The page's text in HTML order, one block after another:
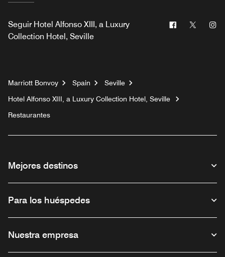
Seguir Hotel Alfonso XIII, a Luxury
Collection Hotel, Seville
Facebook
Twitter
Marriott Bonvoy Spain
Seville
Hotel Alfonso XIII, a Luxury Collection Hotel, Seville
Restaurantes
Mejores destinos
Para los huéspedes
Nuestra empresa